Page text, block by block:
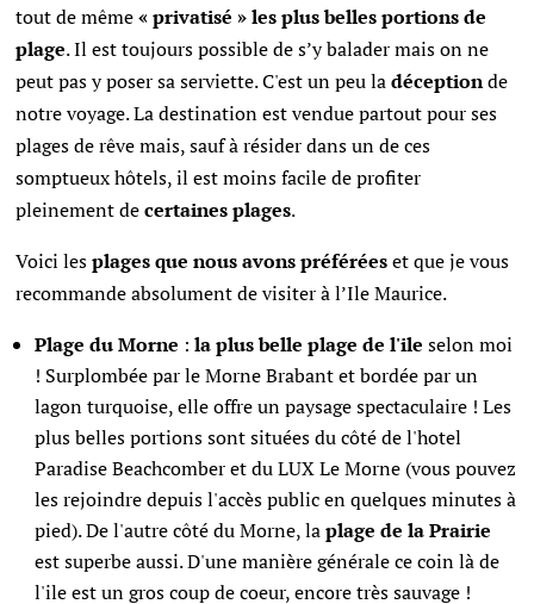
tout de même« privatisé » les plus belles portions de
plage. Il est toujours possible de s’y balader mais on ne
peut pas y poser sa serviette. C'est un peu ladéceptionde
notre voyage. La destination est vendue partout pour ses
plages de rêve mais, sauf à résider dans un de ces
somptueux hôtels, il est moins facile de profiter
pleinement decertaines plages.
Voici lesplages que nous avons préféréeset que je vous
recommande absolument de visiter à l’Ile Maurice.
Plage du Morne :la plus belle plage de l'ile selon moi
! Surplombée par le Morne Brabant et bordée par un
lagon turquoise, elle offre un paysage spectaculaire ! Les
plus belles portions sont situées du côté de l'hotel
Paradise Beachcomber et du LUX Le Morne (vous pouvez
les rejoindre depuis l'accès public en quelques minutes à
pied). De l'autre côté du Morne, laplage de la Prairie
est superbe aussi. D'une manière générale ce coin là de
l'ile est un gros coup de coeur, encore très sauvage !